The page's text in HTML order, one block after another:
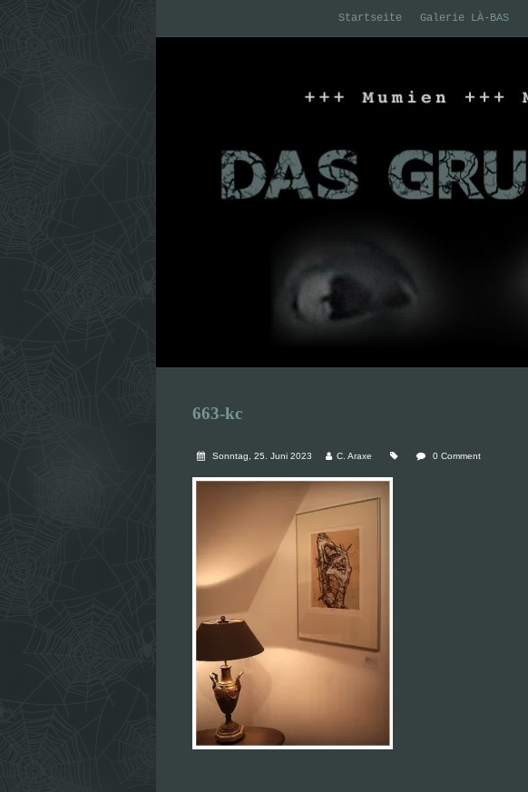
Startseite Galerie LÀ-BAS
663-kc
Sonntag, 25. Juni 2023 C. Araxe 0 Comment